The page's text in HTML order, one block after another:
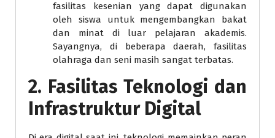
fasilitas kesenian yang dapat digunakan
oleh siswa untuk mengembangkan bakat
dan minat di luar pelajaran akademis.
Sayangnya, di beberapa daerah, fasilitas
olahraga dan seni masih sangat terbatas.
2. Fasilitas Teknologi dan
Infrastruktur Digital